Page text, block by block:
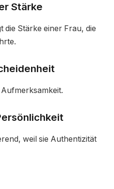
Stärke
die Stärke einer Frau, die
weil sie Authentizität